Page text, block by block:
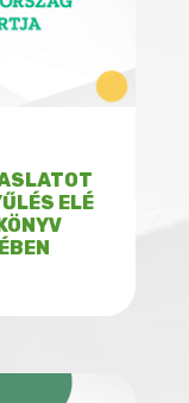
ELÉ